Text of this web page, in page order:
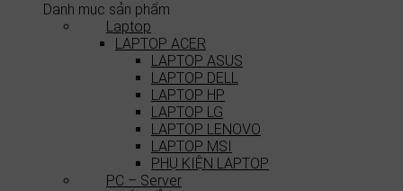
Danh mục sản phẩm
Laptop
LAPTOP ACER
LAPTOP ASUS
LAPTOP DELL
LAPTOP HP
LAPTOP LG
LAPTOP LENOVO
LAPTOP MSI
PHỤ KIỆN LAPTOP
PC – Server